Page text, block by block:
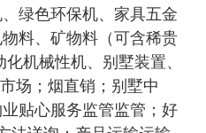
绿色环保机、家具五金
料、矿物料（可含稀贵
机械性机、别墅装置、
场；烟直销；别墅中
贴心服务监管监管；好